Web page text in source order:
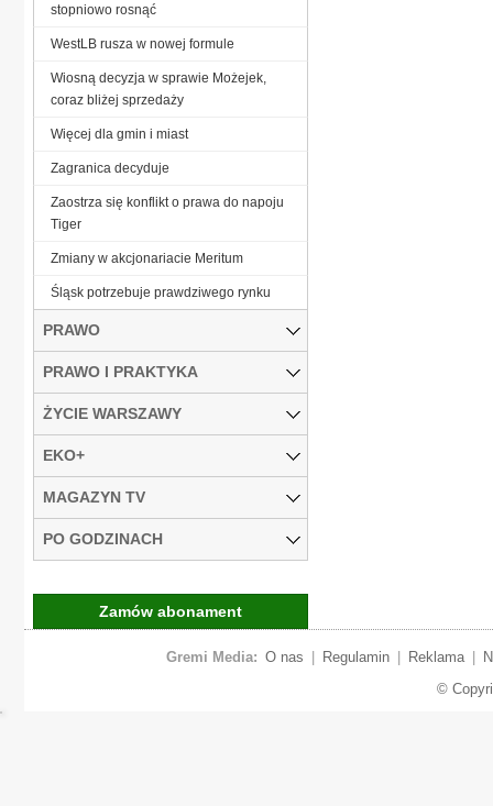
stopniowo rosnąć
WestLB rusza w nowej formule
Wiosną decyzja w sprawie Możejek,
coraz bliżej sprzedaży
Więcej dla gmin i miast
Zagranica decyduje
Zaostrza się konflikt o prawa do napoju
Tiger
Zmiany w akcjonariacie Meritum
Śląsk potrzebuje prawdziwego rynku
PRAWO
PRAWO I PRAKTYKA
ŻYCIE WARSZAWY
EKO+
MAGAZYN TV
PO GODZINACH
Zamów abonament
Gremi Media: O nas Regulamin Reklama
©